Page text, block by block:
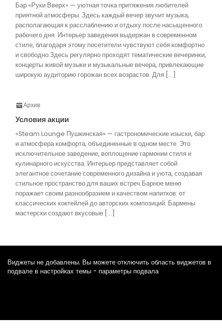
Бар «Руки Вверх» — уютная точка притяжения любителей
приятной атмосферы. Здесь каждый вечер звучит музыка,
располагающая к расслаблению и отдыху после насыщенного
рабочего дня. Интерьер заведения выдержан в современном
стиле, благодаря этому посетители чувствуют себя комфортно
и свободно.Здесь регулярно проходят тематические вечеринки,
концерты живой музыки и музыкальные вечера, привлекающие
широкую аудиторию горожан всех возрастов. Для […]
Архив
Условия акции
«Steam Lounge Пушкинская» — гастрономические изыски, бар
и атмосфера комфорта, объединенные в одном месте. Это
исключительное заведение, воплощение гармонии стиля и
кулинарного искусства. Интерьер представляет собой
элегантное сочетание современного дизайна и уюта, создавая
стильное пространство для ваших встреч.Барное меню
поражает своим разнообразием и качеством напитков: от
классических коктейлей до авторских композиций. Бармены
мастерски создают вкусовые […]
Виджеты не добавлены. Вы можете отключить область виджетов в
подвале в настройках темы - параметры подвала